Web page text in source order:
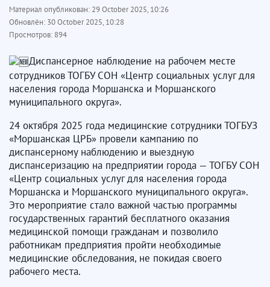
Материал опубликован: 29 October 2025, 10:26
Обновлён: 30 October 2025, 10:28
Просмотров: 894
Диспансерное наблюдение на рабочем месте
сотрудников ТОГБУ СОН «Центр социальных услуг для
населения города Моршанска и Моршанского
муниципального округа».
24 октября 2025 года медицинские сотрудники ТОГБУЗ
«Моршанская ЦРБ» провели кампанию по
диспансерному наблюдению и выездную
диспансеризацию на предприятии города — ТОГБУ СОН
«Центр социальных услуг для населения города
Моршанска и Моршанского муниципального округа».
Это мероприятие стало важной частью программы
государственных гарантий бесплатного оказания
медицинской помощи гражданам и позволило
работникам предприятия пройти необходимые
медицинские обследования, не покидая своего
рабочего места.